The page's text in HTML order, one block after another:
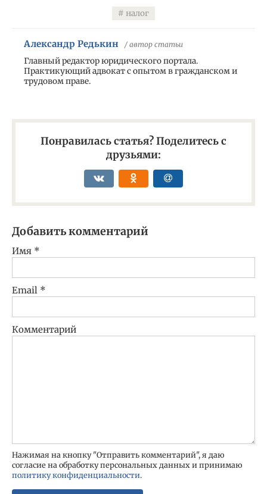
налог
Александр Редькин / автор статьи
Главный редактор юридического портала.
Практикующий адвокат с опытом в гражданском и
трудовом праве.
Понравилась статья? Поделитесь с
друзьями:
Добавить комментарий
Имя *
Email *
Комментарий
Нажимая на кнопку "Отправить комментарий", я даю
согласие на обработку персональных данных и принимаю
политику конфиденциальности.